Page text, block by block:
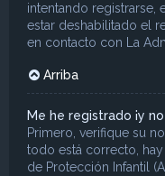
intentando registrarse,
estar deshabilitado el
en contacto con La
Arriba
Me he registrado ¡y
Primero, verifique su
todo está correcto,
de Protección Infantil